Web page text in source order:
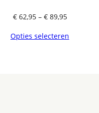
€62,95 – €89,95Prijsklasse:
tot
Opties selecteren